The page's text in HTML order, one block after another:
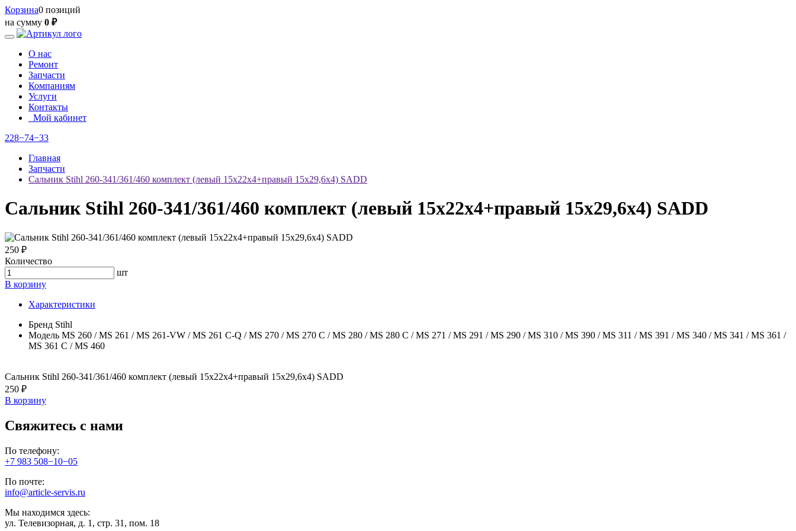
Корзина0 позиций
на сумму 0 ₽
О нас
Ремонт
Запчасти
Компаниям
Услуги
Контакты
Мой кабинет
228−74−33
Главная
Запчасти
Сальник Stihl 260-341/361/460 комплект (левый 15x22x4+правый 15x29,6x4) SADD
Сальник Stihl 260-341/361/460 комплект (левый 15x22x4+правый 15x29,6x4) SADD
250 ₽
Количество
шт
В корзину
Характеристики
Бренд Stihl
Модель MS 260 / MS 261 / MS 261-VW / MS 261 C-Q / MS 270 / MS 270 C / MS 280 / MS 280 C / MS 271 / MS 291 / MS 290 / MS 310 / MS 390 / MS 311 / MS 391 / MS 340 / MS 341 / MS 361 /
MS 361 C / MS 460
Сальник Stihl 260-341/361/460 комплект (левый 15x22x4+правый 15x29,6x4) SADD
250 ₽
В корзину
Свяжитесь с нами
По телефону:
+7 983 508−10−05
По почте:
info@article-servis.ru
Мы находимся здесь:
ул. Телевизорная, д. 1, стр. 31, пом. 18